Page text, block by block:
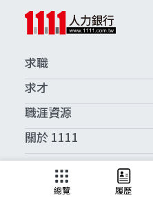
求職
求才
職涯資源
關於 1111
求職服務中心
總覽 履歷